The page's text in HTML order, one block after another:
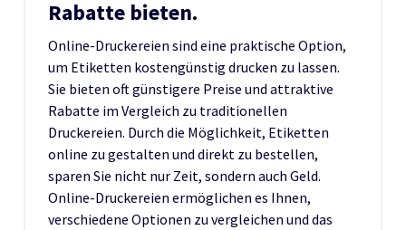
Rabatte bieten.
Online-Druckereien sind eine praktische Option,
um Etiketten kostengünstig drucken zu lassen.
Sie bieten oft günstigere Preise und attraktive
Rabatte im Vergleich zu traditionellen
Druckereien. Durch die Möglichkeit, Etiketten
online zu gestalten und direkt zu bestellen,
sparen Sie nicht nur Zeit, sondern auch Geld.
Online-Druckereien ermöglichen es Ihnen,
verschiedene Optionen zu vergleichen und das